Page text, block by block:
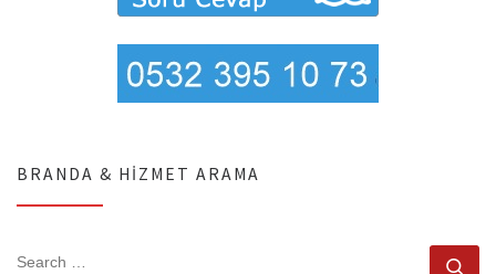
BRANDA & HIZMET ARAMA
SEARCH